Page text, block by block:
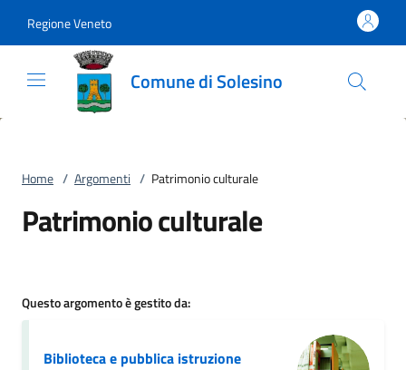
Regione Veneto
Comune di Solesino
Home / Argomenti / Patrimonio culturale
Patrimonio culturale
Questo argomento è gestito da:
Biblioteca e pubblica istruzione